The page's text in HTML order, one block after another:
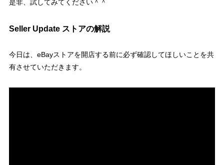
是非、試してみてください＾＾
Seller Update ストアの解説
今日は、eBayストアを開店する前に必ず確認してほしいことを共
有させていただきます。